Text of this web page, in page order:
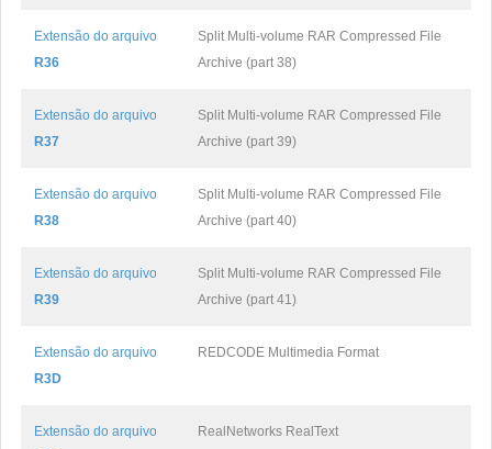
Extensão do arquivo
R36
Split Multi-volume RAR Compressed File
Archive (part 38)
Extensão do arquivo
R37
Split Multi-volume RAR Compressed File
Archive (part 39)
Extensão do arquivo
R38
Split Multi-volume RAR Compressed File
Archive (part 40)
Extensão do arquivo
R39
Split Multi-volume RAR Compressed File
Archive (part 41)
Extensão do arquivo
R3D
REDCODE Multimedia Format
Extensão do arquivo
RealNetworks RealText